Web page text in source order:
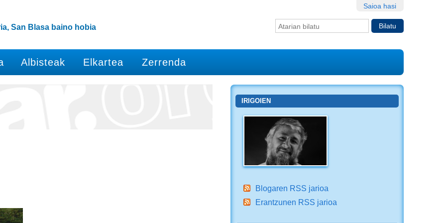
Saioa hasi
Bilatu atarian
San Blasa baino hobia
Albisteak Elkartea Zerrenda
IRIGOIEN
Blogaren RSS jarioa
Erantzunen RSS jarioa